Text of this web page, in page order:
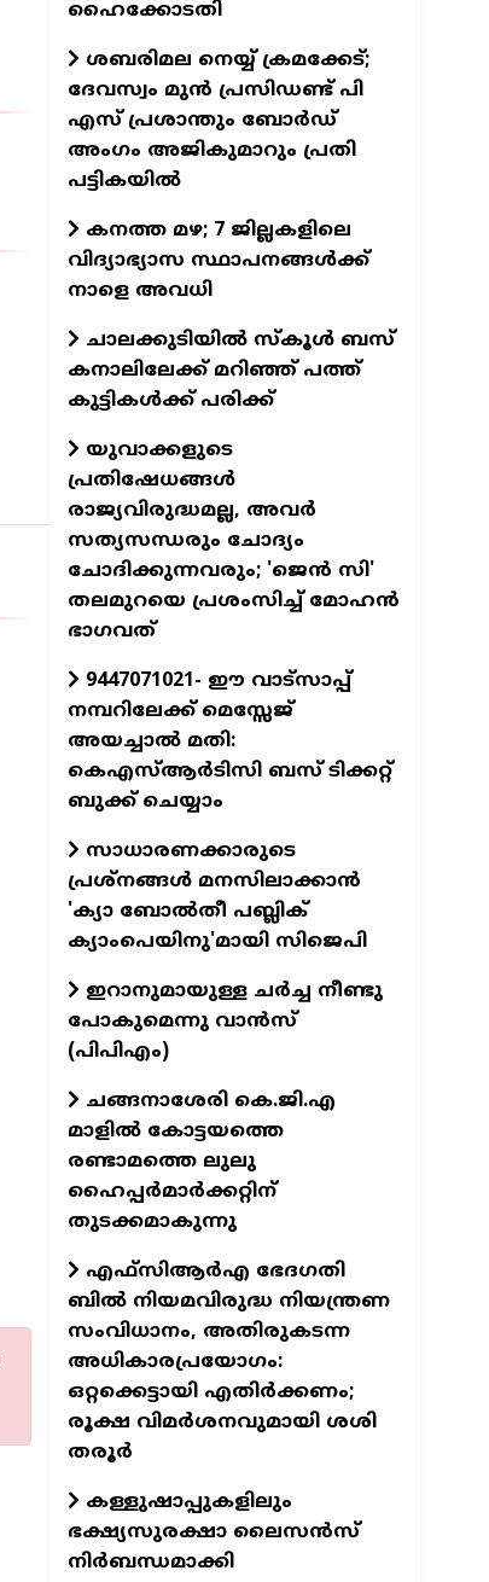
ഹൈക്കോടതി
ശബരിമല നെയ്യ് ക്രമക്കേട്;
ദേവസ്വം മുന്‍ പ്രസിഡണ്ട് പി
എസ് പ്രശാന്തും ബോര്‍ഡ്
അംഗം അജികുമാറും പ്രതി
പട്ടികയിൽ
കനത്ത മഴ; 7 ജില്ലകളിലെ
വിദ്യാഭ്യാസ സ്ഥാപനങ്ങള്‍ക്ക്
നാളെ അവധി
ചാലക്കുടിയില്‍ സ്‌കൂള്‍ ബസ്
കനാലിലേക്ക് മറിഞ്ഞ് പത്ത്
കുട്ടികള്‍ക്ക് പരിക്ക്
യുവാക്കളുടെ
പ്രതിഷേധങ്ങൾ
രാജ്യവിരുദ്ധമല്ല, അവർ
സത്യസന്ധരും ചോദ്യം
ചോദിക്കുന്നവരും; 'ജെൻ സി'
തലമുറയെ പ്രശംസിച്ച് മോഹൻ
ഭാഗവത്
9447071021- ഈ വാട്സാപ്പ്
നമ്പറിലേക്ക് മെസ്സേജ്
അയച്ചാൽ മതി:
കെഎസ്ആർടിസി ബസ് ടിക്കറ്റ്
ബുക്ക് ചെയ്യാം
സാധാരണക്കാരുടെ
പ്രശ്നങ്ങൾ മനസിലാക്കാൻ
'ക‍്യാ ബോൽതീ പബ്ലിക്
ക‍്യാംപെയിനു'മായി സിജെപി
ഇറാനുമായുള്ള ചർച്ച നീണ്ടു
പോകുമെന്നു വാൻസ്‌
(പിപിഎം)
ചങ്ങനാശേരി കെ.ജി.എ
മാളിൽ കോട്ടയത്തെ
രണ്ടാമത്തെ ലുലു
ഹൈപ്പർമാർക്കറ്റിന്
തുടക്കമാകുന്നു
എഫ്സിആർഎ ഭേദഗതി
ബിൽ നിയമവിരുദ്ധ നിയന്ത്രണ
സംവിധാനം, അതിരുകടന്ന
അധികാരപ്രയോഗം:
ഒറ്റക്കെട്ടായി എതിർക്കണം;
രൂക്ഷ വിമർശനവുമായി ശശി
തരൂർ
കള്ളുഷാപ്പുകളിലും
ഭക്ഷ്യസുരക്ഷാ ലൈസൻസ്
നിർബന്ധമാക്കി